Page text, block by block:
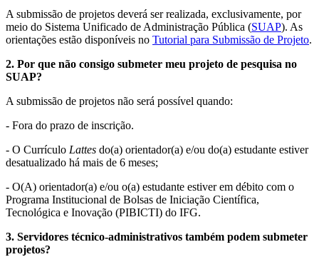
A submissão de projetos deverá ser realizada, exclusivamente, por
meio do Sistema Unificado de Administração Pública (SUAP). As
orientações estão disponíveis no Tutorial para Submissão de Projeto.
2. Por que não consigo submeter meu projeto de pesquisa no
SUAP?
A submissão de projetos não será possível quando:
- Fora do prazo de inscrição.
- O Currículo Lattes do(a) orientador(a) e/ou do(a) estudante estiver
desatualizado há mais de 6 meses;
- O(A) orientador(a) e/ou o(a) estudante estiver em débito com o
Programa Institucional de Bolsas de Iniciação Científica,
Tecnológica e Inovação (PIBICTI) do IFG.
3. Servidores técnico-administrativos também podem submeter
projetos?